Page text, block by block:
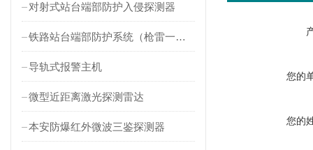
对射式站台端部防护入侵探测器
铁路站台端部防护系统（枪雷一体）
导轨式报警主机
微型近距离激光探测雷达
本安防爆红外微波三鉴探测器
您的
您的